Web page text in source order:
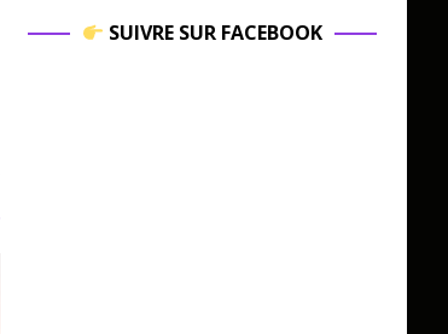
SUIVRE SUR FACEBOOK